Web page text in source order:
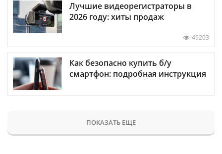
Лучшие видеорегистраторы в
2026 году: хиты продаж
49203
Как безопасно купить б/у
смартфон: подробная инструкция
ПОКАЗАТЬ ЕЩЕ